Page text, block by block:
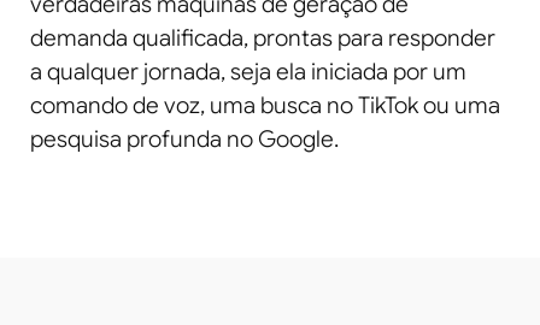
demanda qualificada, prontas para responder
a qualquer jornada, seja ela iniciada por um
comando de voz, uma busca no TikTok ou uma
pesquisa profunda no Google.